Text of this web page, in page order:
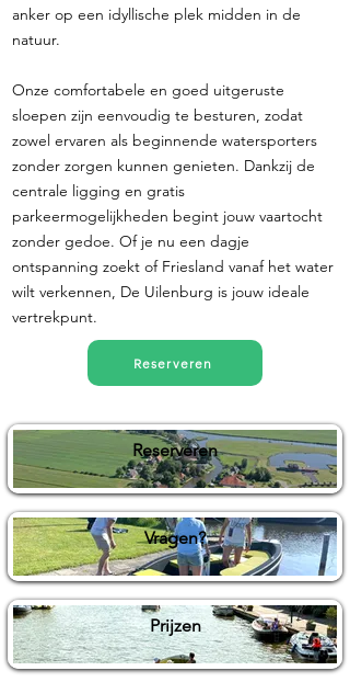
anker op een idyllische plek midden in de
natuur.
Onze comfortabele en goed uitgeruste
sloepen zijn eenvoudig te besturen, zodat
zowel ervaren als beginnende watersporters
zonder zorgen kunnen genieten. Dankzij de
centrale ligging en gratis
parkeermogelijkheden begint jouw vaartocht
zonder gedoe. Of je nu een dagje
ontspanning zoekt of Friesland vanaf het water
wilt verkennen, De Uilenburg is jouw ideale
vertrekpunt.
Reserveren
Reserveren
Vragen?
Prijzen